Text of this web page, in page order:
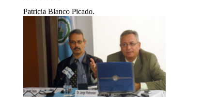
Patricia Blanco Picado.